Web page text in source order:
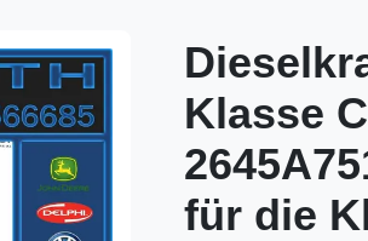
Klasse
für die